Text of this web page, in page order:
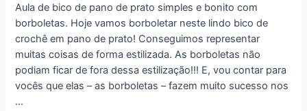
Aula de bico de pano de prato simples e bonito com
borboletas. Hoje vamos borboletar neste lindo bico de
crochê em pano de prato! Conseguimos representar
muitas coisas de forma estilizada. As borboletas não
podiam ficar de fora dessa estilização!!! E, vou contar para
vocês que elas – as borboletas – fazem muito sucesso nos
…